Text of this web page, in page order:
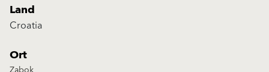
Land
Croatia
Ort